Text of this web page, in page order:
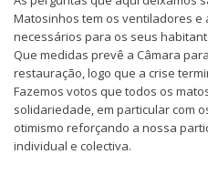
Matosinhos tem os ventiladores e
necessários para os seus
Que medidas prevê a Câmara
restauração, logo que a crise
Fazemos votos que todos os
solidariedade, em particular com
otimismo reforçando a nossa
individual e colectiva.